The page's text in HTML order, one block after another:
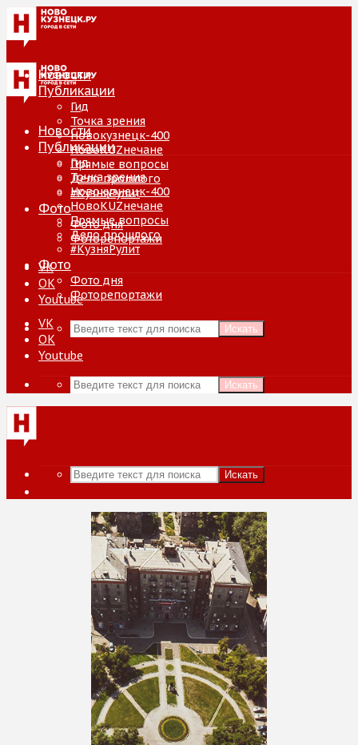
Новости
Публикации
Гид
Точка зрения
Новокузнецк-400
НовоKUZнечане
Прямые вопросы
Дело прошлого
#КузняРулит
Фото
Фото дня
Фоторепортажи
VK
ОК
Youtube
Искать
Новости
Публикации
Гид
Точка зрения
Новокузнецк-400
НовоKUZнечане
Прямые вопросы
Дело прошлого
#КузняРулит
Фото
Фото дня
Фоторепортажи
VK
ОК
Youtube
Искать
Искать